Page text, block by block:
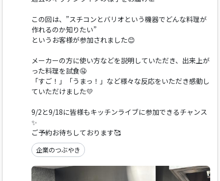
この回は、”スチコンとバリオという機器でどんな料理が
作れるのか知りたい”
というお客様が参加されました😊
メーカーの方に使い方などを説明していただき、出来上が
った料理を試食🤤
「すご！」「うまっ！」など様々な反応をいただき感動し
ていただけました💛
9/2と9/18に皆様もキッチンライブに参加できるチャンス
✨
ご予約お待ちしております🥰
企業のつぶやき